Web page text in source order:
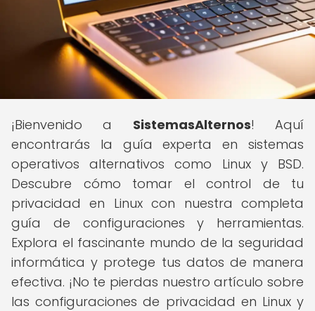
¡Bienvenido a SistemasAlternos! Aquí
encontrarás la guía experta en sistemas
operativos alternativos como Linux y BSD.
Descubre cómo tomar el control de tu
privacidad en Linux con nuestra completa
guía de configuraciones y herramientas.
Explora el fascinante mundo de la seguridad
informática y protege tus datos de manera
efectiva. ¡No te pierdas nuestro artículo sobre
las configuraciones de privacidad en Linux y